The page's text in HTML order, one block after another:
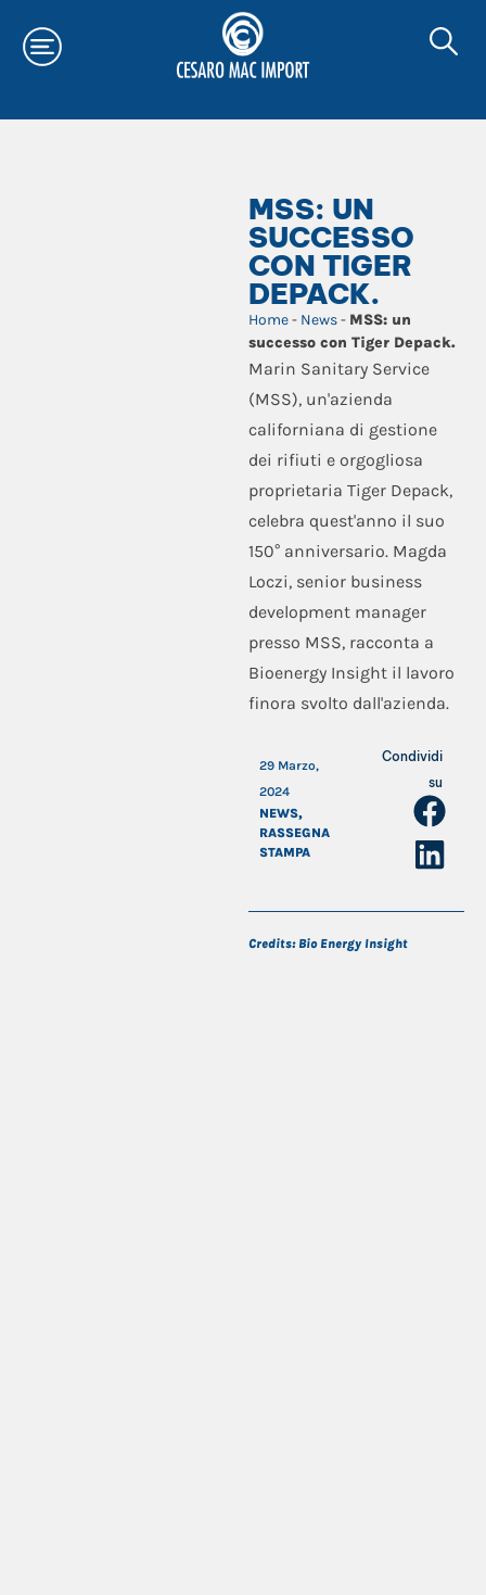
MSS: UN
SUCCESSO
CON TIGER
DEPACK.
Home- News- MSS: un
successo con Tiger Depack.
Marin Sanitary Service
(MSS), un'azienda
californiana di gestione
dei rifiuti e orgogliosa
proprietaria Tiger Depack,
celebra quest'anno il suo
150° anniversario. Magda
Loczi, senior business
development manager
presso MSS, racconta a
Bioenergy Insight il lavoro
finora svolto dall'azienda.
29 Marzo,
2024
NEWS,
RASSEGNA
STAMPA
Condividi
su
Credits: Bio Energy Insight